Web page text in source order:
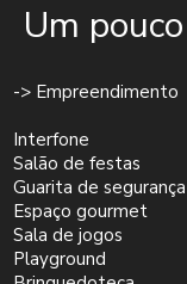
Um
-> Empreendimento
Interfone
Salão de festas
Guarita de segurança
Espaço gourmet
Sala de jogos
Playground